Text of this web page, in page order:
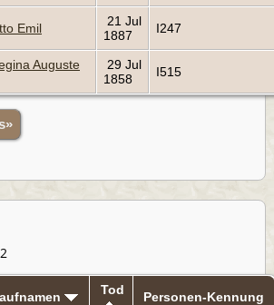
Emil
21 Jul
1887
I247
Auguste
29 Jul
1858
I515
Tod Personen-Kennung